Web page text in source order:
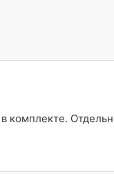
комплекте.